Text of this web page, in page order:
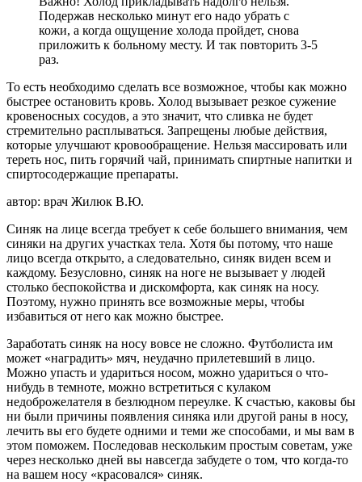
Подержав несколько минут его надо убрать с
кожи, а когда ощущение холода пройдет, снова
приложить к больному месту. И так повторить 3-5
раз.
То есть необходимо сделать все возможное, чтобы как можно
быстрее остановить кровь. Холод вызывает резкое сужение
кровеносных сосудов, а это значит, что сливка не будет
стремительно расплываться. Запрещены любые действия,
которые улучшают кровообращение. Нельзя массировать или
тереть нос, пить горячий чай, принимать спиртные напитки и
спиртосодержащие препараты.
автор: врач Жилюк В.Ю.
Синяк на лице всегда требует к себе большего внимания, чем
синяки на других участках тела. Хотя бы потому, что наше
лицо всегда открыто, а следовательно, синяк виден всем и
каждому. Безусловно, синяк на ноге не вызывает у людей
столько беспокойства и дискомфорта, как синяк на носу.
Поэтому, нужно принять все возможные меры, чтобы
избавиться от него как можно быстрее.
Заработать синяк на носу вовсе не сложно. Футболиста им
может «наградить» мяч, неудачно прилетевший в лицо.
Можно упасть и удариться носом, можно удариться о что-
нибудь в темноте, можно встретиться с кулаком
недоброжелателя в безлюдном переулке. К счастью, каковы бы
ни были причины появления синяка или другой раны в носу,
лечить вы его будете одними и теми же способами, и мы вам в
этом поможем. Последовав нескольким простым советам, уже
через несколько дней вы навсегда забудете о том, что когда-то
на вашем носу «красовался» синяк.